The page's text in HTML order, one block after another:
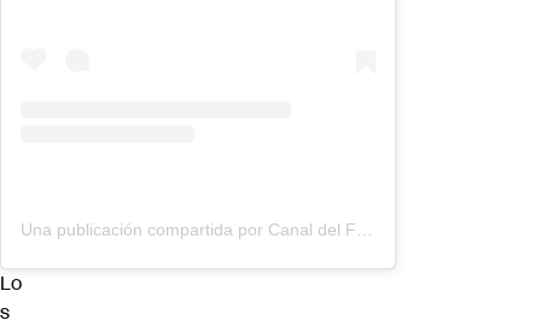
Una publicación compartida por Canal del Fútbol (@cdf.cl)
Lo
s